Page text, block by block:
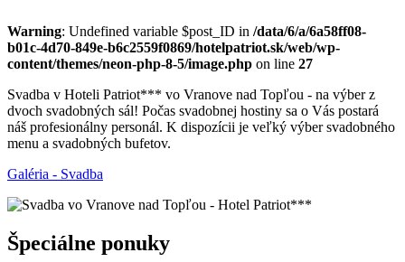
Warning: Undefined variable $post_ID in /data/6/a/6a58ff08-
b01c-4d70-849e-b6c2559f0869/hotelpatriot.sk/web/wp-
content/themes/neon-php-8-5/image.php on line 27
Svadba v Hoteli Patriot*** vo Vranove nad Topľou - na výber z
dvoch svadobných sál! Počas svadobnej hostiny sa o Vás postará
náš profesionálny personál. K dispozícii je veľký výber svadobného
menu a svadobných bufetov.
Galéria - Svadba
Špeciálne ponuky